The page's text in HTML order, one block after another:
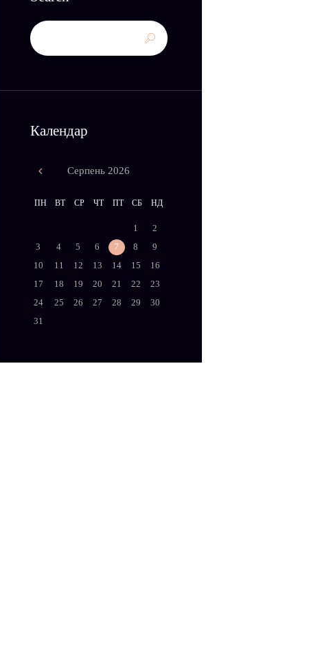
Календар
Серпень 2026
ПН ВТ СР ЧТ ПТ СБ НД
1
2
3
4 5 6 7 8
9
10
11 12 13 14 15
16
17
18 19 20 21 22
23
24
25 26 27 28 29
30
31